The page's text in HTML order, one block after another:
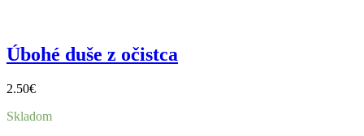
Úbohé duše z očistca
2.50€
Skladom